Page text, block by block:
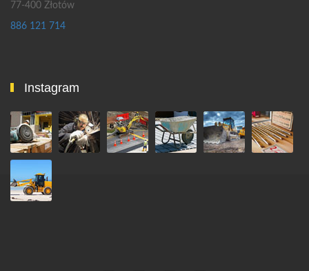
77-400 Złotów
886 121 714
Instagram